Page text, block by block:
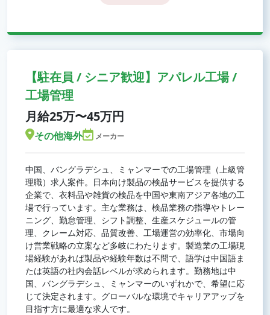
【駐在員 / シニア歓迎】アパレル工場 /
工場管理
月給25万〜45万円
その他海外 メーカー
中国、バングラデシュ、ミャンマーでの工場管理（上級管
理職）求人案件。日本向け製品の検品サービスを提供する
企業で、衣料品や雑貨の検品を中国や東南アジア各地の工
場で行っています。主な業務は、検品業務の指導やトレー
ニング、勤怠管理、シフト調整、生産スケジュールの管
理、クレーム対応、品質改善、工場運営の効率化、市場向
け営業戦略の立案など多岐にわたります。製造業の工場現
場経験があれば製品や経験年数は不問で、語学は中国語ま
たは英語の社内会話レベルが求められます。勤務地は中
国、バングラデシュ、ミャンマーのいずれかで、希望に応
じて決定されます。グローバルな環境でキャリアアップを
目指す方に最適な求人です。